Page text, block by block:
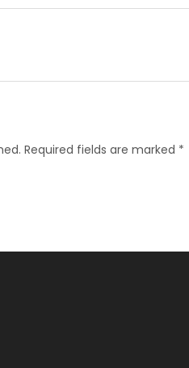
Required fields are marked *